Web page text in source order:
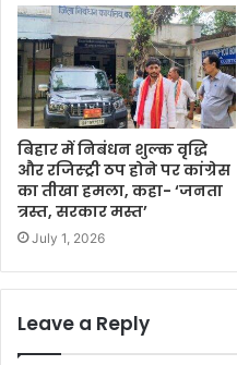
​बिहार में निबंधन शुल्क वृद्धि
और रजिस्ट्री ठप होने पर कांग्रेस
का तीखा हमला, कहा- ‘जनता
त्रस्त, सरकार मस्त’
July 1, 2026
Leave a Reply